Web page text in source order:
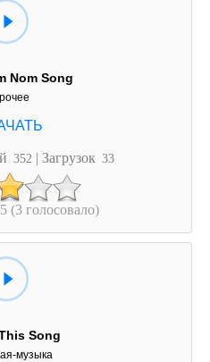
Nom Song
352 | Загрузок 33
(3 голосовало)
Song
музыка